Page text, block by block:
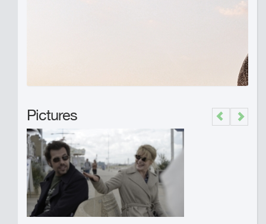
Pictures Previous
Next